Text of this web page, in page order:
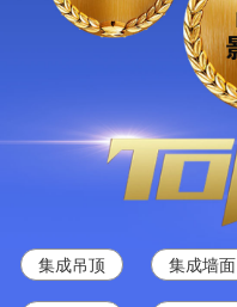
集成吊顶 集成墙面